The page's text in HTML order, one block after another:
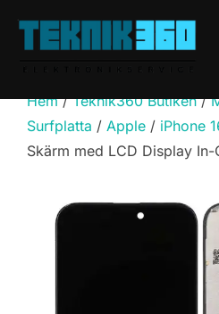
Hem/Teknik360 Butiken/
Surfplatta / Apple / iPhone
Skärm med LCD Display In-